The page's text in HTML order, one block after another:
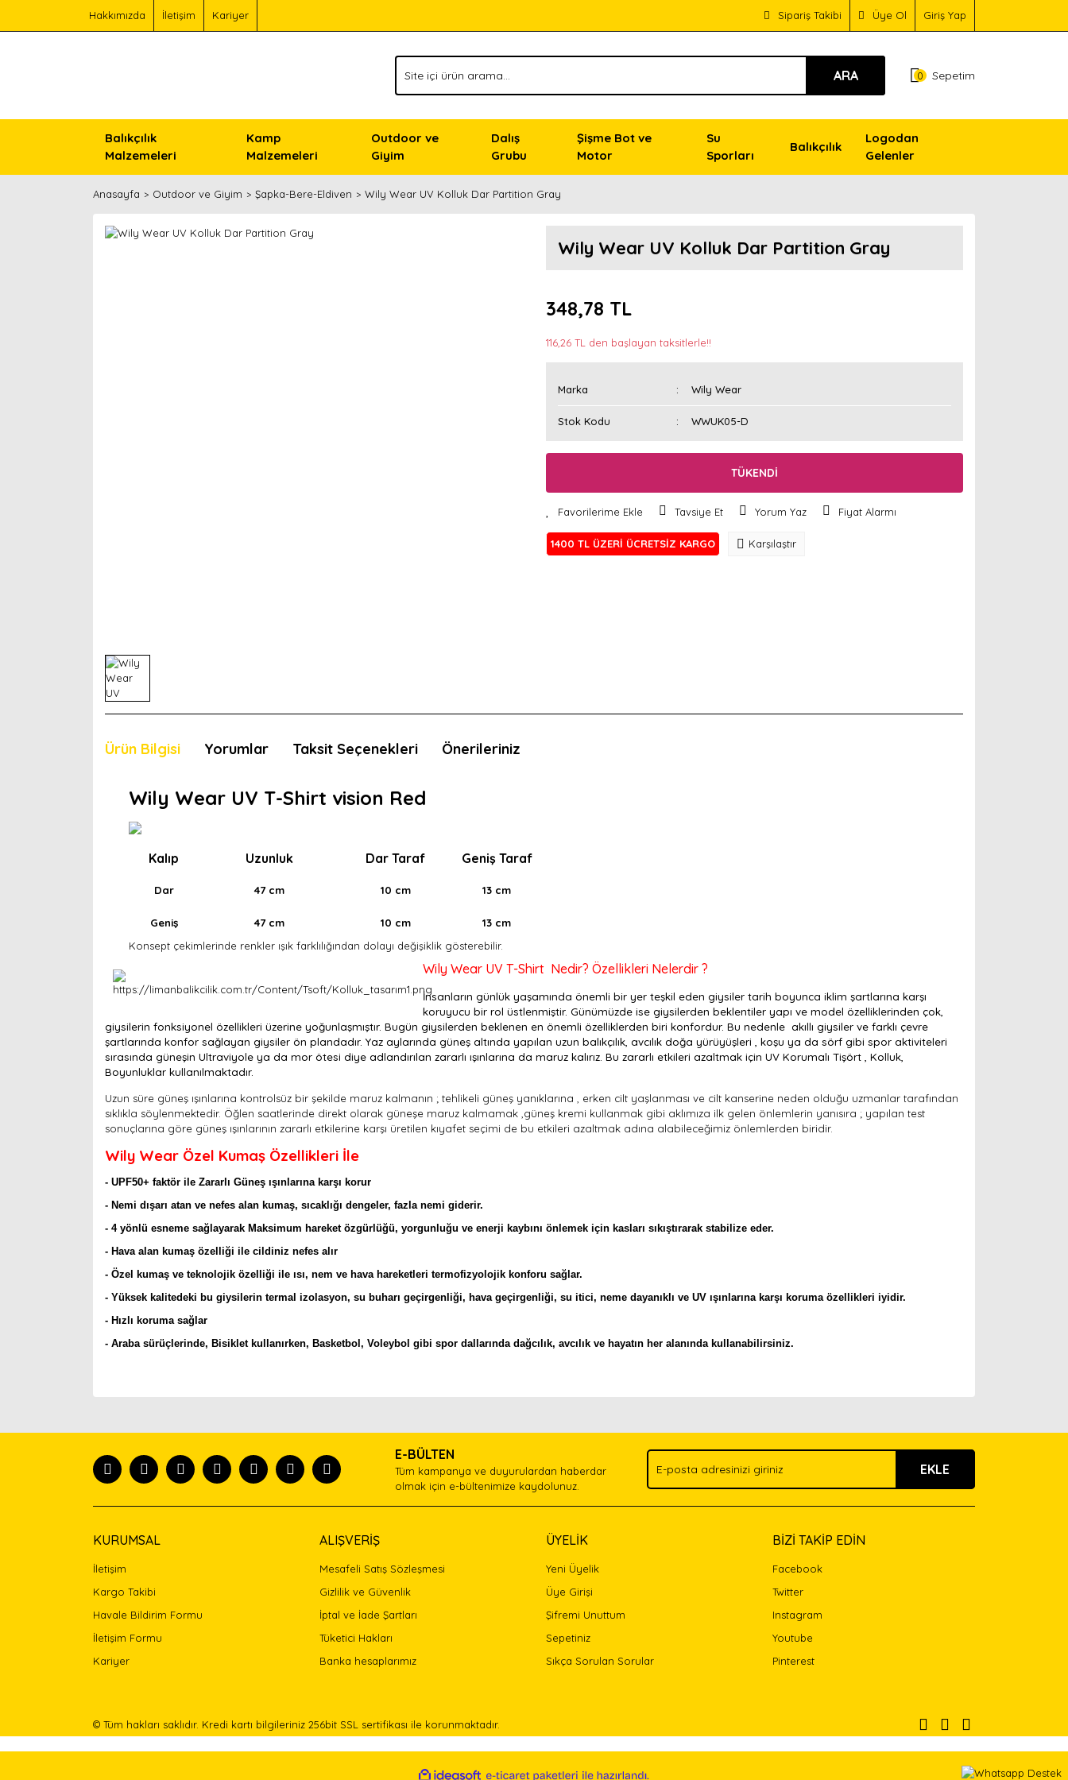
Hakkımızda İletişim Kariyer Sipariş Takibi Üye Ol Giriş Yap
ARA 0 Sepetim
Balıkçılık
Malzemeleri
Kamp
Malzemeleri
Outdoor ve
Giyim
Dalış
Grubu
Şişme Bot ve
Motor
Su
Sporları
Balıkçılık
Logodan
Gelenler
Anasayfa Outdoor ve Giyim Şapka-Bere-Eldiven Wily Wear UV Kolluk Dar Partition Gray
Wily Wear UV Kolluk Dar Partition Gray
348,78 TL
116,26 TL den başlayan taksitlerle!!
Marka Wily Wear
Stok Kodu WWUK05-D
TÜKENDİ
Tavsiye Et Yorum Yaz Fiyat Alarmı
1400 TL ÜZERİ ÜCRETSİZ KARGO Karşılaştır
Ürün Bilgisi Yorumlar Taksit Seçenekleri Önerileriniz
Wily Wear UV T-Shirt vision Red
Kalıp Uzunluk Dar Taraf Geniş Taraf
Dar 47 cm 10 cm 13 cm
Geniş 47 cm 10 cm
13 cm
Konsept çekimlerinde renkler ışık farklılığından dolayı değişiklik gösterebilir.
Wily Wear UV T-Shirt Nedir? Özellikleri Nelerdir ?
İnsanların günlük yaşamında önemli bir yer teşkil eden giysiler tarih boyunca iklim şartlarına karşı
koruyucu bir rol üstlenmiştir. Günümüzde ise giysilerden beklentiler yapı ve model özelliklerinden çok,
giysilerin fonksiyonel özellikleri üzerine yoğunlaşmıştır. Bugün giysilerden beklenen en önemli özelliklerden biri konfordur. Bu nedenle akıllı giysiler ve farklı çevre
şartlarında konfor sağlayan giysiler ön plandadır. Yaz aylarında güneş altında yapılan uzun balıkçılık, avcılık doğa yürüyüşleri , koşu ya da sörf gibi spor aktiviteleri
sırasında güneşin Ultraviyole ya da mor ötesi diye adlandırılan zararlı ışınlarına da maruz kalırız. Bu zararlı etkileri azaltmak için UV Korumalı Tişört , Kolluk,
Boyunluklar kullanılmaktadır.
Uzun süre güneş ışınlarına kontrolsüz bir şekilde maruz kalmanın ; tehlikeli güneş yanıklarına , erken cilt yaşlanması ve cilt kanserine neden olduğu uzmanlar tarafından
sıklıkla söylenmektedir. Öğlen saatlerinde direkt olarak güneşe maruz kalmamak ,güneş kremi kullanmak gibi aklımıza ilk gelen önlemlerin yanısıra ; yapılan test
sonuçlarına göre güneş ışınlarının zararlı etkilerine karşı üretilen kıyafet seçimi de bu etkileri azaltmak adına alabileceğimiz önlemlerden biridir.
Wily Wear Özel Kumaş Özellikleri İle
- UPF50+ faktör ile Zararlı Güneş ışınlarına karşı korur
- Nemi dışarı atan ve nefes alan kumaş, sıcaklığı dengeler, fazla nemi giderir.
- 4 yönlü esneme sağlayarak Maksimum hareket özgürlüğü, yorgunluğu ve enerji kaybını önlemek için kasları sıkıştırarak stabilize eder.
- Hava alan kumaş özelliği ile cildiniz nefes alır
- Özel kumaş ve teknolojik özelliği ile ısı, nem ve hava hareketleri termofizyolojik konforu sağlar.
- Yüksek kalitedeki bu giysilerin termal izolasyon, su buharı geçirgenliği, hava geçirgenliği, su itici, neme dayanıklı ve UV ışınlarına karşı koruma özellikleri iyidir.
- Hızlı koruma sağlar
- Araba sürüçlerinde, Bisiklet kullanırken, Basketbol, Voleybol gibi spor dallarında dağcılık, avcılık ve hayatın her alanında kullanabilirsiniz.
Ürün açıklamasında eksik bilgiler bulunuyor.
Bu ürüne benzer farklı alternatifler olmalı.
Gönder
E-BÜLTEN
Tüm kampanya ve duyurulardan haberdar
olmak için e-bültenimize kaydolunuz.
EKLE
KURUMSAL
İletişim
Kargo Takibi
Havale Bildirim Formu
İletişim Formu
Kariyer
ALIŞVERİŞ
Mesafeli Satış Sözleşmesi
Gizlilik ve Güvenlik
İptal ve İade Şartları
Tüketici Hakları
Banka hesaplarımız
ÜYELİK
Yeni Üyelik
Üye Girişi
Şifremi Unuttum
Sepetiniz
Sıkça Sorulan Sorular
BİZİ TAKİP EDİN
Facebook
Twitter
Instagram
Youtube
Pinterest
© Tüm hakları saklıdır. Kredi kartı bilgileriniz 256bit SSL sertifikası ile korunmaktadır.
ideasoft e-